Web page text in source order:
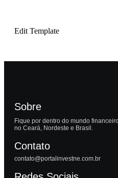
Edit Template
Sobre
Fique por dentro do mundo
no Ceará, Nordeste e Brasil.
Contato
contato@portalinvestne.com.br